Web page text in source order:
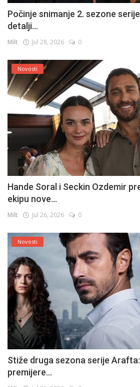
Počinje snimanje 2. sezone
detalji...
Milt Jul 28, 2026 0
Novosti
Hande Soral i Seckin Ozdemir
ekipu nove...
Milt Jul 26, 2026 0
Novosti
Stiže druga sezona serije
premijere...